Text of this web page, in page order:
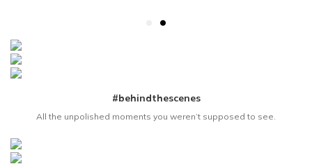
#behindthescenes
All the unpolished moments you weren’t supposed to see.